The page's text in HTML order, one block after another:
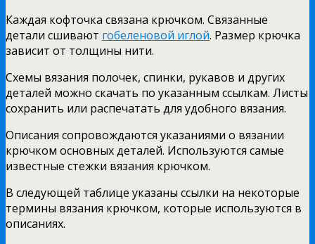
Каждая кофточка связана крючком. Связанные
детали сшивают гобеленовой иглой. Размер крючка
зависит от толщины нити.
Схемы вязания полочек, спинки, рукавов и других
деталей можно скачать по указанным ссылкам. Листы
сохранить или распечатать для удобного вязания.
Описания сопровождаются указаниями о вязании
крючком основных деталей. Используются самые
известные стежки вязания крючком.
В следующей таблице указаны ссылки на некоторые
термины вязания крючком, которые используются в
описаниях.